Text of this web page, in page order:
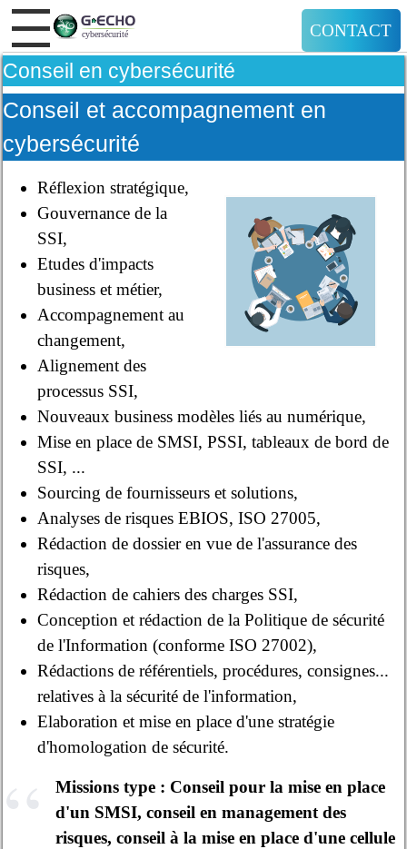
CONTACT
Conseil en cybersécurité
Conseil et accompagnement en
cybersécurité
Réflexion stratégique,
Gouvernance de la
SSI,
Etudes d'impacts
business et métier,
Accompagnement au
changement,
Alignement des
processus SSI,
Nouveaux business modèles liés au numérique,
Mise en place de SMSI, PSSI, tableaux de bord de
SSI, ...
Sourcing de fournisseurs et solutions,
Analyses de risques EBIOS, ISO 27005,
Rédaction de dossier en vue de l'assurance des
risques,
Rédaction de cahiers des charges SSI,
Conception et rédaction de la Politique de sécurité
de l'Information (conforme ISO 27002),
Rédactions de référentiels, procédures, consignes...
relatives à la sécurité de l'information,
Elaboration et mise en place d'une stratégie
d'homologation de sécurité.
Missions type : Conseil pour la mise en place
d'un SMSI, conseil en management des
risques, conseil à la mise en place d'une cellule